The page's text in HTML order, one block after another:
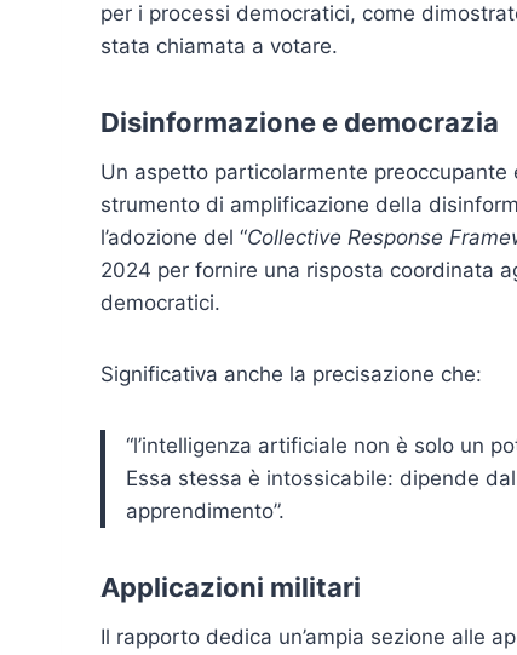
per i processi democratici, come
stata chiamata a votare.
Disinformazione e democrazia
Un aspetto particolarmente preoccupante
strumento di amplificazione della
l’adozione del “Collective Response
2024 per fornire una risposta coordinata
democratici.
Significativa anche la precisazione che:
“l’intelligenza artificiale non è solo un
Essa stessa è intossicabile: dipende
apprendimento”.
Applicazioni militari
Il rapporto dedica un’ampia sezione alle